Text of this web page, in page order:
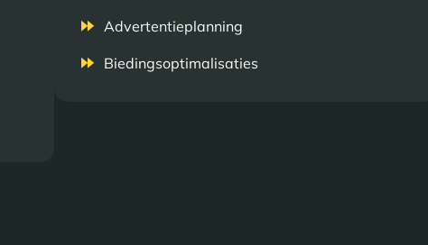
Advertentieplanning
Biedingsoptimalisaties